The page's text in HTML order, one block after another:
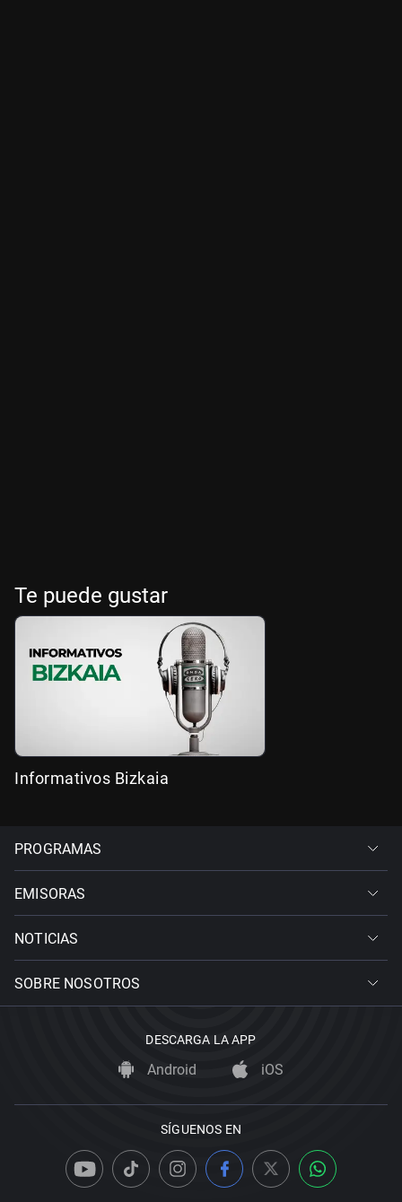
Te puede gustar
Informativos Bizkaia
PROGRAMAS
EMISORAS
NOTICIAS
SOBRE NOSOTROS
DESCARGA LA APP
Android iOS
SÍGUENOS EN